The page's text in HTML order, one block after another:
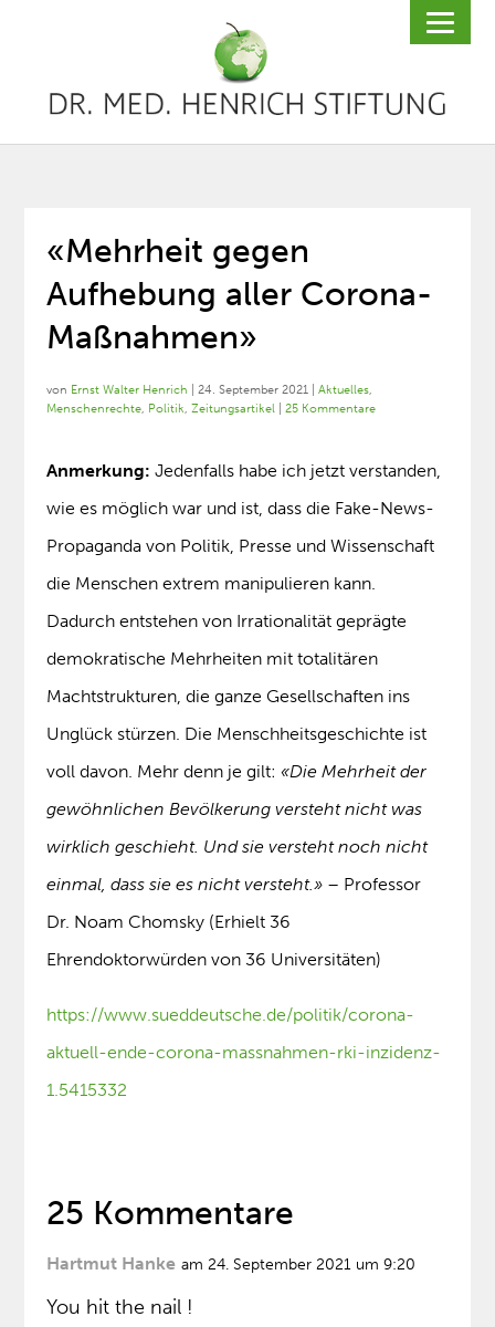
«Mehrheit gegen
Aufhebung aller Corona-
Maßnahmen»
von Ernst Walter Henrich |24. September 2021 |Aktuelles,
Menschenrechte, Politik,Zeitungsartikel |25 Kommentare
Anmerkung: Jedenfalls habe ich jetzt verstanden,
wie es möglich war und ist, dass die Fake-News-
Propaganda von Politik, Presse und Wissenschaft
die Menschen extrem manipulieren kann.
Dadurch entstehen von Irrationalität geprägte
demokratische Mehrheiten mit totalitären
Machtstrukturen, die ganze Gesellschaften ins
Unglück stürzen. Die Menschheitsgeschichte ist
voll davon. Mehr denn je gilt:«Die Mehrheit der
gewöhnlichen Bevölkerung versteht nicht was
wirklich geschieht. Und sie versteht noch nicht
einmal, dass sie es nicht versteht.» – Professor
Dr. Noam Chomsky (Erhielt 36
Ehrendoktorwürden von 36 Universitäten)
https://www.sueddeutsche.de/politik/corona-
aktuell-ende-corona-massnahmen-rki-inzidenz-
1.5415332
25 Kommentare
Hartmut Hanke am 24. September 2021 um 9:20
You hit the nail !